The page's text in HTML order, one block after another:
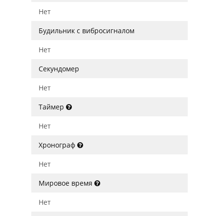
Нет
Будильник с вибросигналом
Нет
Секундомер
Нет
Таймер
Нет
Хронограф
Нет
Мировое время
Нет